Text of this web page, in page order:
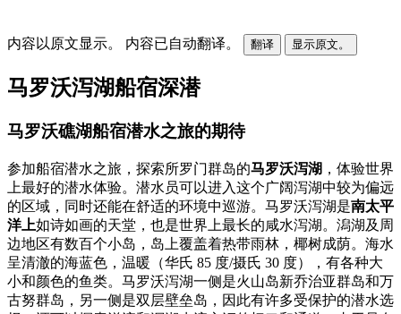
内容以原文显示。 内容已自动翻译。 翻译 显示原文。
马罗沃泻湖船宿深潜
马罗沃礁湖船宿潜水之旅的期待
参加船宿潜水之旅，探索所罗门群岛的马罗沃泻湖 ，体验世界
上最好的潜水体验。潜水员可以进入这个广阔泻湖中较为偏远
的区域，同时还能在舒适的环境中巡游。马罗沃泻湖是南太平
洋上如诗如画的天堂，也是世界上最长的咸水泻湖。潟湖及周
边地区有数百个小岛，岛上覆盖着热带雨林，椰树成荫。海水
呈清澈的海蓝色，温暖（华氏 85 度/摄氏 30 度），有各种大
小和颜色的鱼类。马罗沃泻湖一侧是火山岛新乔治亚群岛和万
古努群岛，另一侧是双层壁垒岛，因此有许多受保护的潜水选